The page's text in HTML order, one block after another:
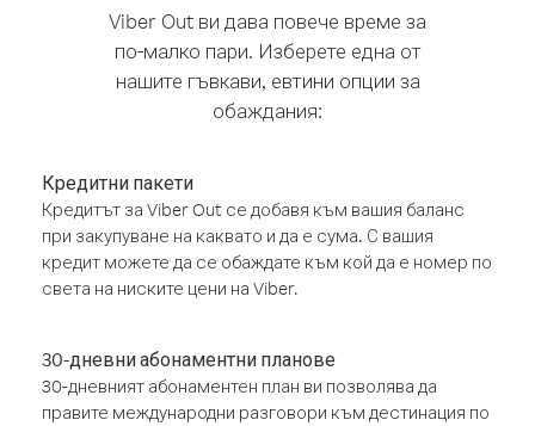
Viber Out ви дава повече време за
по-малко пари. Изберете една от
нашите гъвкави, евтини опции за
обаждания:
Кредитни пакети
Кредитът за Viber Out се добавя към вашия баланс
при закупуване на каквато и да е сума. С вашия
кредит можете да се обаждате към кой да е номер по
света на ниските цени на Viber.
30-дневни абонаментни планове
30-дневният абонаментен план ви позволява да
правите международни разговори към дестинация по